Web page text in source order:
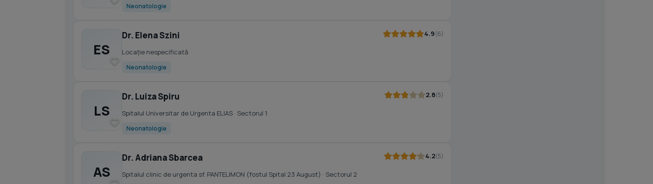
Neonatologie
ES
Dr. Elena Szini
Locație nespecificată
Neonatologie
4.9(6)
LS
Dr. Luiza Spiru
Spitalul Universitar de Urgenta ELIAS · Sectorul 1
Neonatologie
2.8(5)
AS
Dr. Adriana Sbarcea
Spitalul clinic de urgenta sf. PANTELIMON (fostul Spital 23 August) · Sectorul 2
4.2(5)